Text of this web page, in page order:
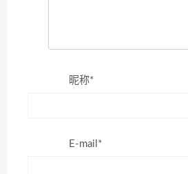
昵称*
E-mail*